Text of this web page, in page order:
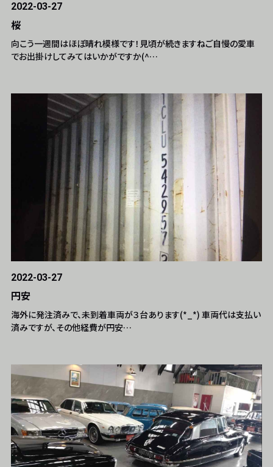
2022-03-27
桜
向こう一週間はほぼ晴れ模様です！見頃が続きますねご自慢の愛車
でお出掛けしてみてはいかがですか(^…
2022-03-27
円安
海外に発注済みで、未到着車両が３台あります(*_*) 車両代は支払い
済みですが、その他経費が円安…